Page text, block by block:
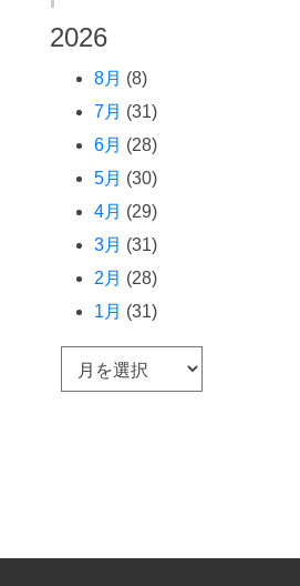
2026
8月 (8)
7月 (31)
6月 (28)
5月 (30)
4月 (29)
3月 (31)
2月 (28)
1月 (31)
ー